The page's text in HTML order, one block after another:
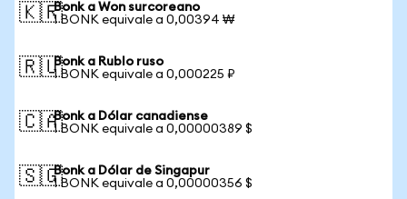
🇰🇷Bonk a Won surcoreano
1 BONK equivale a 0,00394 ₩
🇷🇺Bonk a Rublo ruso
1 BONK equivale a 0,000225 ₽
🇨🇦Bonk a Dólar canadiense
1 BONK equivale a 0,00000389 $
🇸🇬Bonk a Dólar de Singapur
1 BONK equivale a 0,00000356 $